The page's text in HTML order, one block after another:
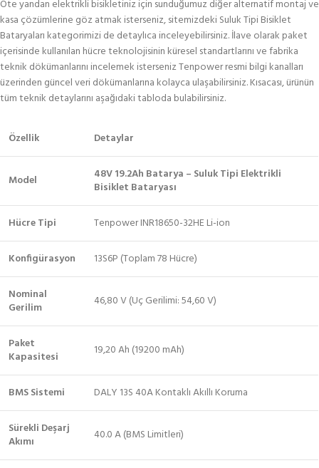
Öte yandan elektrikli bisikletiniz için sunduğumuz diğer alternatif montaj ve
kasa çözümlerine göz atmak isterseniz, sitemizdeki Suluk Tipi Bisiklet
Bataryaları kategorimizi de detaylıca inceleyebilirsiniz. İlave olarak paket
içerisinde kullanılan hücre teknolojisinin küresel standartlarını ve fabrika
teknik dökümanlarını incelemek isterseniz Tenpower resmi bilgi kanalları
üzerinden güncel veri dökümanlarına kolayca ulaşabilirsiniz. Kısacası, ürünün
tüm teknik detaylarını aşağıdaki tabloda bulabilirsiniz.
Özellik Detaylar
Model
48V 19.2Ah Batarya – Suluk Tipi Elektrikli
Bisiklet Bataryası
Hücre Tipi Tenpower INR18650-32HE Li-ion
Konfigürasyon 13S6P (Toplam 78 Hücre)
Nominal
Gerilim
46,80 V (Uç Gerilimi: 54,60 V)
Paket
Kapasitesi
19,20 Ah (19200 mAh)
BMS Sistemi DALY 13S 40A Kontaklı Akıllı Koruma
Sürekli Deşarj
Akımı
40.0 A (BMS Limitleri)